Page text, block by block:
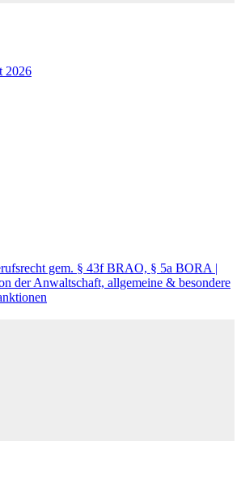
2026
gem. § 43f BRAO, § 5a BORA |
der Anwaltschaft, allgemeine & besondere